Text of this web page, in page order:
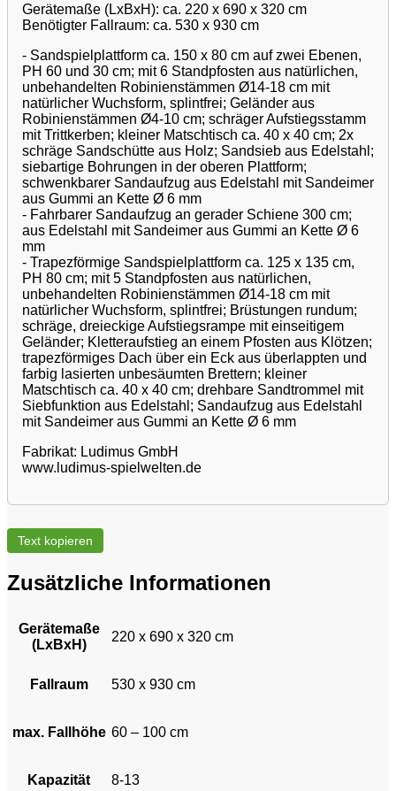
Gerätemaße (LxBxH): ca. 220 x 690 x 320 cm
Benötigter Fallraum: ca. 530 x 930 cm
- Sandspielplattform ca. 150 x 80 cm auf zwei Ebenen,
PH 60 und 30 cm; mit 6 Standpfosten aus natürlichen,
unbehandelten Robinienstämmen Ø14-18 cm mit
natürlicher Wuchsform, splintfrei; Geländer aus
Robinienstämmen Ø4-10 cm; schräger Aufstiegsstamm
mit Trittkerben; kleiner Matschtisch ca. 40 x 40 cm; 2x
schräge Sandschütte aus Holz; Sandsieb aus Edelstahl;
siebartige Bohrungen in der oberen Plattform;
schwenkbarer Sandaufzug aus Edelstahl mit Sandeimer
aus Gummi an Kette Ø 6 mm
- Fahrbarer Sandaufzug an gerader Schiene 300 cm;
aus Edelstahl mit Sandeimer aus Gummi an Kette Ø 6
mm
- Trapezförmige Sandspielplattform ca. 125 x 135 cm,
PH 80 cm; mit 5 Standpfosten aus natürlichen,
unbehandelten Robinienstämmen Ø14-18 cm mit
natürlicher Wuchsform, splintfrei; Brüstungen rundum;
schräge, dreieckige Aufstiegsrampe mit einseitigem
Geländer; Kletteraufstieg an einem Pfosten aus Klötzen;
trapezförmiges Dach über ein Eck aus überlappten und
farbig lasierten unbesäumten Brettern; kleiner
Matschtisch ca. 40 x 40 cm; drehbare Sandtrommel mit
Siebfunktion aus Edelstahl; Sandaufzug aus Edelstahl
mit Sandeimer aus Gummi an Kette Ø 6 mm
Fabrikat: Ludimus GmbH
www.ludimus-spielwelten.de
Text kopieren
Zusätzliche Informationen
Gerätemaße
(LxBxH)
220 x 690 x 320 cm
Fallraum 530 x 930 cm
max. Fallhöhe 60 – 100 cm
Kapazität 8-13